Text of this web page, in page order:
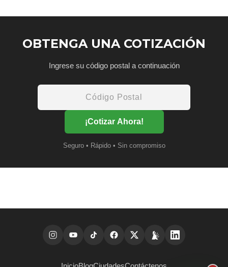
OBTENGA UNA COTIZACIÓN
Ingrese su código postal a continuación
¡Cotizar Ahora!
Seguro • Rápido • Sin compromiso